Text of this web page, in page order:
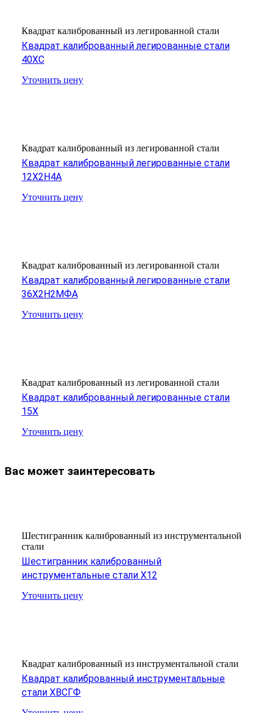
Квадрат калиброванный из легированной стали
Квадрат калиброванный легированные стали
40ХС
Уточнить цену
Квадрат калиброванный из легированной стали
Квадрат калиброванный легированные стали
12Х2Н4А
Уточнить цену
Квадрат калиброванный из легированной стали
Квадрат калиброванный легированные стали
36Х2Н2МФА
Уточнить цену
Квадрат калиброванный из легированной стали
Квадрат калиброванный легированные стали
15Х
Уточнить цену
Вас может заинтересовать
Шестигранник калиброванный из инструментальной
стали
Шестигранник калиброванный
инструментальные стали Х12
Уточнить цену
Квадрат калиброванный из инструментальной стали
Квадрат калиброванный инструментальные
стали ХВСГФ